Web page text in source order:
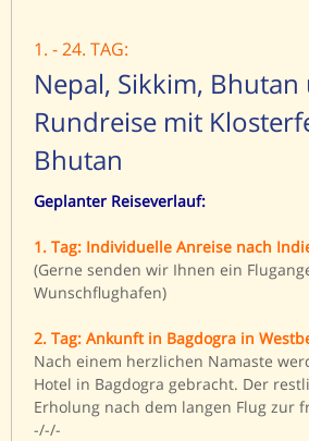
1. - 24. TAG:
Nepal, Sikkim,
Rundreise mit
Bhutan
Geplanter Reiseverlauf:
1. Tag: Individuelle Anreise nach
(Gerne senden wir Ihnen ein
Wunschflughafen)
2. Tag: Ankunft in Bagdogra in
Nach einem herzlichen Namaste
Hotel in Bagdogra gebracht. Der
Erholung nach dem langen Flug zur
-/-/-